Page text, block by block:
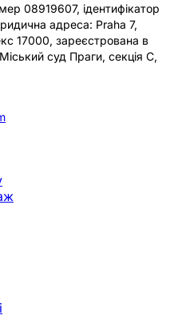
08919607, ідентифікатор
адреса: Praha 7,
17000, зареєстрована в
суд Праги, секція C,